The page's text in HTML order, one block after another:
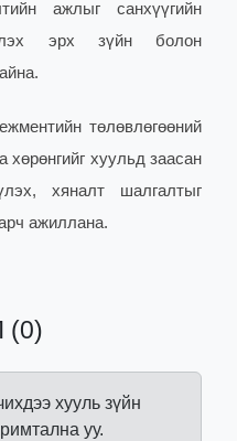
ажлыг санхүүгийн
эрх зүйн болон
төлөвлөгөөний
хөрөнгийг хуульд заасан
хяналт шалгалтыг
ажиллана.
(0)
хууль зүйн
уу.